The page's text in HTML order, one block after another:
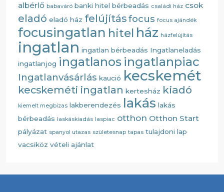
albérlő babaváró banki hitel bérbeadás családi ház csok
eladó eladó ház felújításfocus focus ajándék
focusingatlan hitel ház házfelújítás
ingatlan ingatlan bérbeadás Ingatlaneladás
ingatlanjog ingatlanos ingatlanpiac
Ingatlanvásárlás kaució kecskemét
kecskeméti ingatlan kertesház kiadó
kiemelt megbizas lakberendezés lakás lakás
bérbeadás laskáskiadás laspiac otthon Otthon Start
pályázat spanyol utazas születesnap tapas tulajdoni lap
vacsiköz vételi ajánlat